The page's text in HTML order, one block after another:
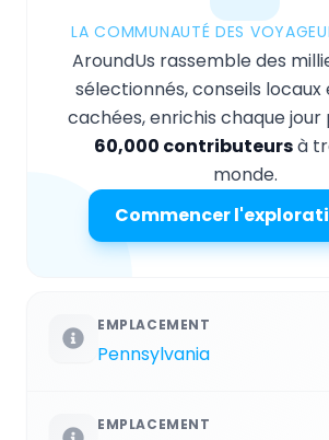
LA COMMUNAUTÉ DES
AroundUs rassemble des
sélectionnés, conseils
cachées, enrichis chaque jour
60,000 contributeursà
monde.
Commencer
EMPLACEMENT
Pennsylvania
EMPLACEMENT